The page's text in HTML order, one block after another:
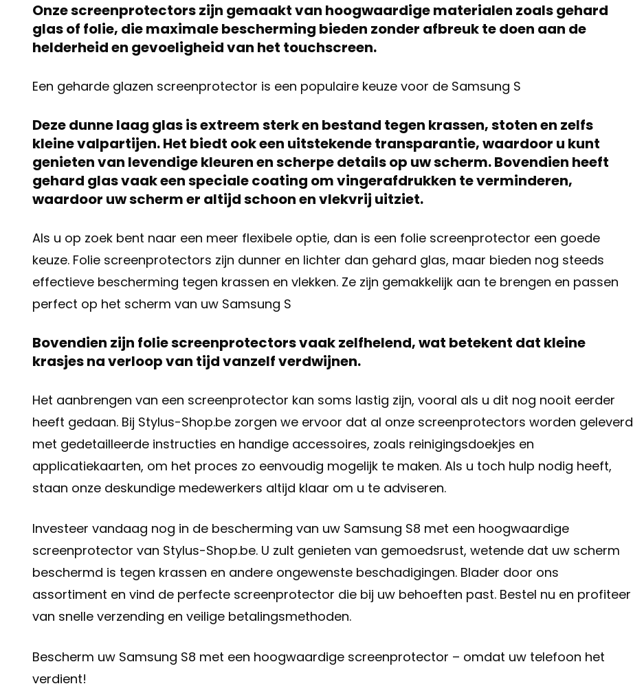
Onze screenprotectors zijn gemaakt van hoogwaardige materialen zoals gehard
glas of folie, die maximale bescherming bieden zonder afbreuk te doen aan de
helderheid en gevoeligheid van het touchscreen.
Een geharde glazen screenprotector is een populaire keuze voor de Samsung S
Deze dunne laag glas is extreem sterk en bestand tegen krassen, stoten en zelfs
kleine valpartijen. Het biedt ook een uitstekende transparantie, waardoor u kunt
genieten van levendige kleuren en scherpe details op uw scherm. Bovendien heeft
gehard glas vaak een speciale coating om vingerafdrukken te verminderen,
waardoor uw scherm er altijd schoon en vlekvrij uitziet.
Als u op zoek bent naar een meer flexibele optie, dan is een folie screenprotector een goede
keuze. Folie screenprotectors zijn dunner en lichter dan gehard glas, maar bieden nog steeds
effectieve bescherming tegen krassen en vlekken. Ze zijn gemakkelijk aan te brengen en passen
perfect op het scherm van uw Samsung S
Bovendien zijn folie screenprotectors vaak zelfhelend, wat betekent dat kleine
krasjes na verloop van tijd vanzelf verdwijnen.
Het aanbrengen van een screenprotector kan soms lastig zijn, vooral als u dit nog nooit eerder
heeft gedaan. Bij Stylus-Shop.be zorgen we ervoor dat al onze screenprotectors worden geleverd
met gedetailleerde instructies en handige accessoires, zoals reinigingsdoekjes en
applicatiekaarten, om het proces zo eenvoudig mogelijk te maken. Als u toch hulp nodig heeft,
staan onze deskundige medewerkers altijd klaar om u te adviseren.
Investeer vandaag nog in de bescherming van uw Samsung S8 met een hoogwaardige
screenprotector van Stylus-Shop.be. U zult genieten van gemoedsrust, wetende dat uw scherm
beschermd is tegen krassen en andere ongewenste beschadigingen. Blader door ons
assortiment en vind de perfecte screenprotector die bij uw behoeften past. Bestel nu en profiteer
van snelle verzending en veilige betalingsmethoden.
Bescherm uw Samsung S8 met een hoogwaardige screenprotector – omdat uw telefoon het
verdient!